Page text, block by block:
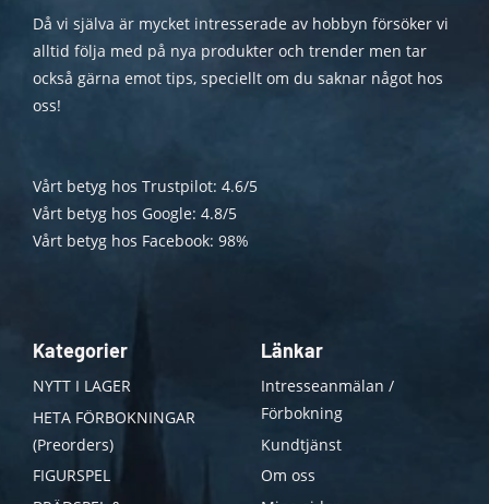
Då vi själva är mycket intresserade av hobbyn försöker vi
alltid följa med på nya produkter och trender men tar
också gärna emot tips, speciellt om du saknar något hos
oss!
Vårt betyg hos Trustpilot: 4.6/5
Vårt betyg hos Google: 4.8/5
Vårt betyg hos Facebook: 98%
Kategorier
NYTT I LAGER
HETA FÖRBOKNINGAR
(Preorders)
FIGURSPEL
Länkar
Intresseanmälan /
Förbokning
Kundtjänst
Om oss